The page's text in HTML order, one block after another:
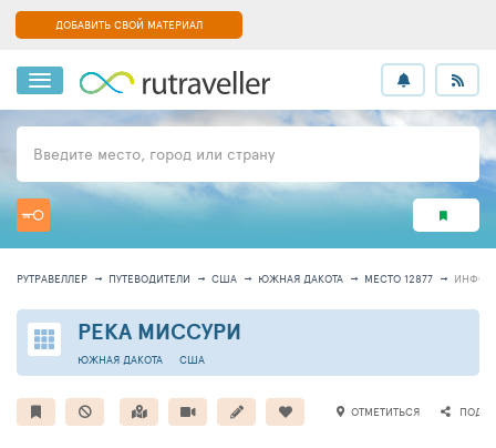
ДОБАВИТЬ СВОЙ МАТЕРИАЛ
Введите место, город или страну
РУТРАВЕЛЛЕР ПУТЕВОДИТЕЛИ США ЮЖНАЯ ДАКОТА МЕСТО 12877
РЕКА МИССУРИ
США
ЮЖНАЯ ДАКОТА
ОТМЕТИТЬСЯ